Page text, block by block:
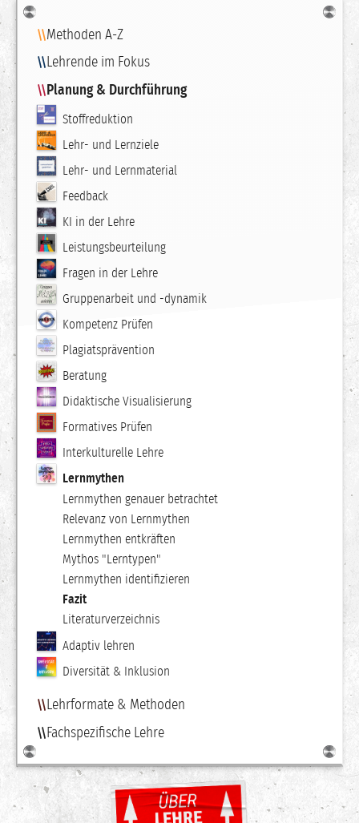
Navigation
Methoden A-Z
Lehrende im Fokus
Planung & Durchführung
Stoffreduktion
Lehr- und Lernziele
Lehr- und Lernmaterial
Feedback
KI in der Lehre
Leistungsbeurteilung
Fragen in der Lehre
Gruppenarbeit und -dynamik
Kompetenz Prüfen
Plagiatsprävention
Beratung
Didaktische Visualisierung
Formatives Prüfen
Interkulturelle Lehre
Lernmythen
Lernmythen genauer betrachtet
Relevanz von Lernmythen
Lernmythen entkräften
Mythos "Lerntypen"
Lernmythen identifizieren
Fazit
Literaturverzeichnis
Adaptiv lehren
Diversität & Inklusion
Lehrformate & Methoden
Fachspezifische Lehre